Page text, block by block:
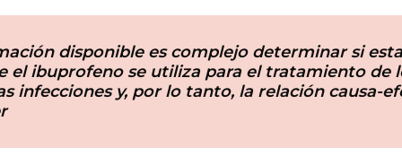
disponible es complejo determinar si
el ibuprofeno se utiliza para el tratamiento de
infecciones y, por lo tanto, la relación causa-